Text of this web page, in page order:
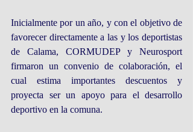
Inicialmente por un año, y con el objetivo de
favorecer directamente a las y los deportistas
de Calama, CORMUDEP y Neurosport
firmaron un convenio de colaboración, el
cual estima importantes descuentos y
proyecta ser un apoyo para el desarrollo
deportivo en la comuna.